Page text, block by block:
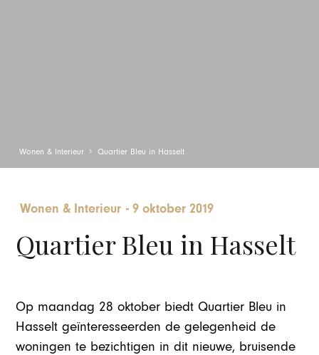
Wonen & Interieur Quartier Bleu in Hasselt
Wonen & Interieur -9 oktober 2019
Quartier Bleu in Hasselt
Op maandag 28 oktober biedt Quartier Bleu in
Hasselt geïnteresseerden de gelegenheid de
woningen te bezichtigen in dit nieuwe, bruisende